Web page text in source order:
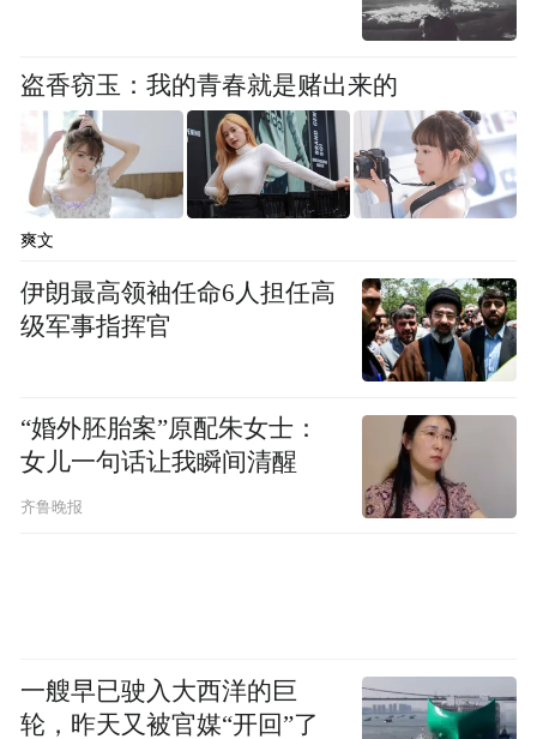
盗香窃玉：我的青春就是赌出来的
爽文
伊朗最高领袖任命6人担任高
级军事指挥官
“婚外胚胎案”原配朱女士：
女儿一句话让我瞬间清醒
齐鲁晚报
一艘早已驶入大西洋的巨
轮，昨天又被官媒“开回”了